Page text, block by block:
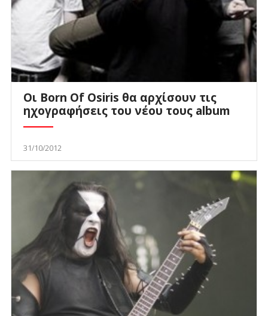
Οι Born Of Osiris θα αρχίσουν τις
ηχογραφήσεις του νέου τους album
31/10/2012